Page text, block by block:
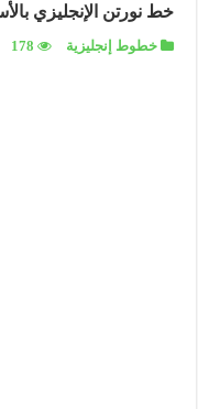
خط نورتن الإنجليزي
خطوط إنجليزية 178